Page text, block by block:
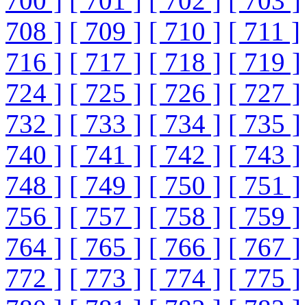
708 ] [ 709 ] [ 710 ] [ 711 ]
716 ] [ 717 ] [ 718 ] [ 719 ]
724 ] [ 725 ] [ 726 ] [ 727 ]
732 ] [ 733 ] [ 734 ] [ 735 ]
740 ] [ 741 ] [ 742 ] [ 743 ]
748 ] [ 749 ] [ 750 ] [ 751 ]
756 ] [ 757 ] [ 758 ] [ 759 ]
764 ] [ 765 ] [ 766 ] [ 767 ]
772 ] [ 773 ] [ 774 ] [ 775 ]